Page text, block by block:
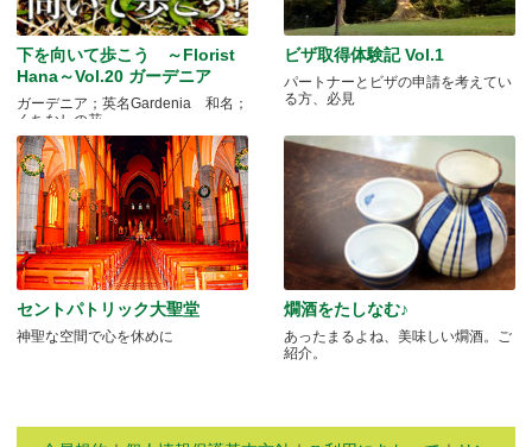
下を向いて歩こう ～Florist
Hana～Vol.20 ガーデニア
ガーデニア；英名Gardenia 和名；
くちなしの花 .....
ビザ取得体験記 Vol.1
パートナーとビザの申請を考えてい
る方、必見
セントパトリック大聖堂
神聖な空間で心を休めに
燗酒をたしなむ♪
あったまるよね、美味しい燗酒。ご
紹介。